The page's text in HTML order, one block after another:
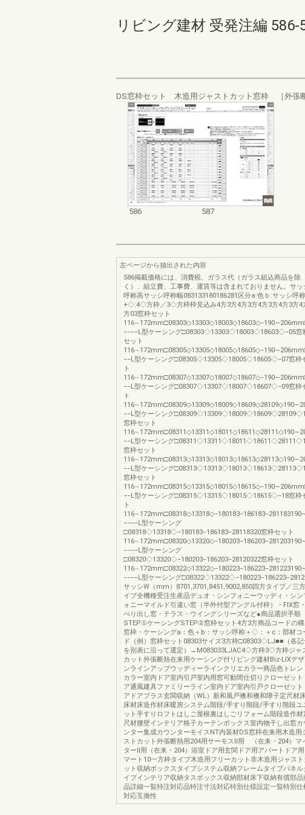
リビング建材 受発注編 586-
DS窓枠セット 木造用ジャストカット窓枠 ［外張
586 587
左ページから抽出された内容
586掲載価格には、消費税、ガラス代（ガラス組込商品を除
く）、組立費、工事費、運賃等は含まれておりません。サッ
呼称高サッシ呼称幅083133180186281区分a:色ｂ:サッシ呼称
+◇:4◇方枠／3◇方枠枠見込み4方3方4方3方4方3方4方3方4
方03窓枠セット
−−−−L型ケーシング□08303◇13303◇18003◇18603◇−05窓
セット
−−L型ケーシング□08305◇13305◇18005◇18605◇−07窓枠
ト
−−L型ケーシング□08307◇13307◇18007◇18607◇−09窓枠
ト
−−L型ケーシング
窓枠セット
−−L型ケーシング
窓枠セット
−−L型ケーシング
窓枠セット
−−L型ケーシング□08315◇13315◇18015◇18615◇−18窓枠
ト
−−−−L型ケーシング
□08318◇13318◇−180183−186183−28118320窓枠セット
−−−−L型ケーシング
□08320◇13320◇−180203−186203−28120322窓枠セット
−−−−L型ケーシング
サッシW（mm）8701,3701,8451,9002,850四方タイプ／三
イプ全機種受注生産品デュオ・シンフォニーウッディ・シン
ォニーマイルド引違い窓（半外付型アングル付枠）・FIX窓
べり出し窓・テラス・ウイングシリーズなど●商品選択手順
STEP①ケーシングSTEP②窓枠セット4方3方商品コードの
窓枠・ケーシングa：色＋b：サッシ呼称＋◇：＋c：部材コ
ド（例）窓枠セット08303サイズ3方枠□08303◇LJ■■（各記
を別表に沿って選定）→M083033LJAC4◇方枠3◇方枠ジャ
カット外張断熱在来用ケーシング付リビング建材Biz-LIXデザ
ンラインアップウッディーラインクリエカラー商品色トレン
カラー室内ドア室内引戸室内用窓可動間仕切りクローゼット
ア通風建具ファミリーライン室内ドア室内引戸クローゼット
アドアプラス玄関収納（WL）新和風戸襖和襖和障子定尺材
床材床造作材床暖房システム階段/手すり階段/手すり階段ユ
ット手すりロフトはしご屋根裏はしごリフォーム階段造作材
尺材腰壁インテリア格子カーテンボックス室内物干し出窓カ
ンター集成カウンターモイスNT内装材DS窓枠在来用木造用
ストカット外張断熱用204用サーモスⅡ用 （在来・204）マ
ターⅡ用（在来・204）浴室ドア用玄関ドア用アパートドア用
マート10一方枠タイプ木造用フリーカット非木造用ジャスト
ット収納ボックスタイプシステム収納フレームタイプパネル
イプインテリア収納タスボックス収納部材床下収納有償部品
品詳細一覧特注対応品特注寸法対応特別仕様設定一覧特別仕
対応互換性